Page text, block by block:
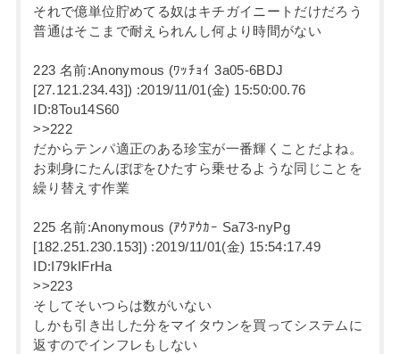
それで億単位貯めてる奴はキチガイニートだけだろう
普通はそこまで耐えられんし何より時間がない
223 名前:Anonymous (ﾜｯﾁｮｲ 3a05-6BDJ
[27.121.234.43]) :2019/11/01(金) 15:50:00.76
ID:8Tou14S60
>>222
だからテンパ適正のある珍宝が一番輝くことだよね。
お刺身にたんぽぽをひたすら乗せるような同じことを
繰り替えす作業
225 名前:Anonymous (ｱｳｱｳｶｰ Sa73-nyPg
[182.251.230.153]) :2019/11/01(金) 15:54:17.49
ID:I79kIFrHa
>>223
そしてそいつらは数がいない
しかも引き出した分をマイタウンを買ってシステムに
返すのでインフレもしない